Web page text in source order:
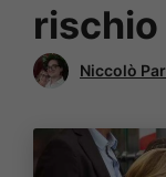
rischio
Niccolò